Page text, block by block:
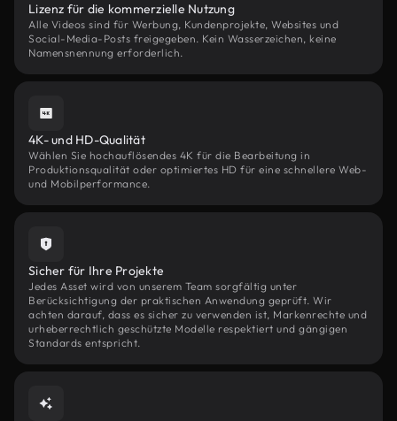
Lizenz für die kommerzielle Nutzung
Alle Videos sind für Werbung, Kundenprojekte, Websites und
Social-Media-Posts freigegeben. Kein Wasserzeichen, keine
Namensnennung erforderlich.
4K- und HD-Qualität
Wählen Sie hochauflösendes 4K für die Bearbeitung in
Produktionsqualität oder optimiertes HD für eine schnellere Web-
und Mobilperformance.
Sicher für Ihre Projekte
Jedes Asset wird von unserem Team sorgfältig unter
Berücksichtigung der praktischen Anwendung geprüft. Wir
achten darauf, dass es sicher zu verwenden ist, Markenrechte und
urheberrechtlich geschützte Modelle respektiert und gängigen
Standards entspricht.